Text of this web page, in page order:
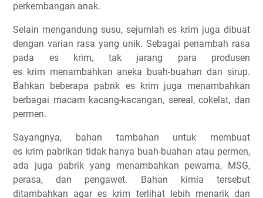
perkembangan anak.
Selain mengandung susu, sejumlah es krim juga dibuat
dengan varian rasa yang unik. Sebagai penambah rasa
pada es krim, tak jarang para produsen
es krim menambahkan aneka buah-buahan dan sirup.
Bahkan beberapa pabrik es krim juga menambahkan
berbagai macam kacang-kacangan, sereal, cokelat, dan
permen.
Sayangnya, bahan tambahan untuk membuat
es krim pabrikan tidak hanya buah-buahan atau permen,
ada juga pabrik yang menambahkan pewarna, MSG,
perasa, dan pengawet. Bahan kimia tersebut
ditambahkan agar es krim terlihat lebih menarik dan